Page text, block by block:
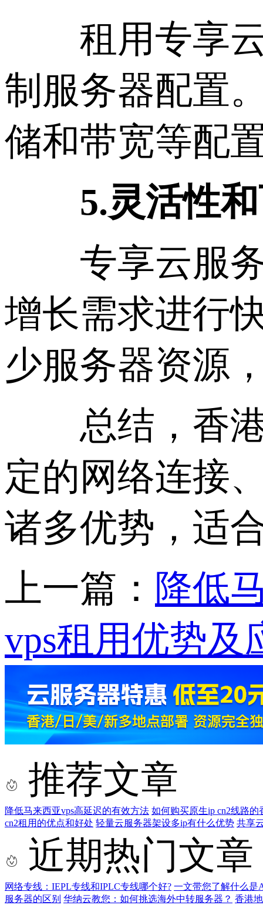
租用专享云
制服务器配置
储和带宽等配
5.灵活性和
专享云服务
增长需求进行
少服务器资源
总结，香港
定的网络连接
诸多优势，适
上一篇： 降低
vps租用优势及
推荐文章
降低马来西亚vps高延迟的有效方法 如何购买原生ip cn2线路的
cn2租用的优点和好处 轻量云服务器架设多ip有什么优势 共享
近期热门文章
网络专线：IEPL专线和IPLC专线哪个好? 一文带您了解什么是
服务器的区别 华纳云教您：如何挑选海外中转服务器？ 香港